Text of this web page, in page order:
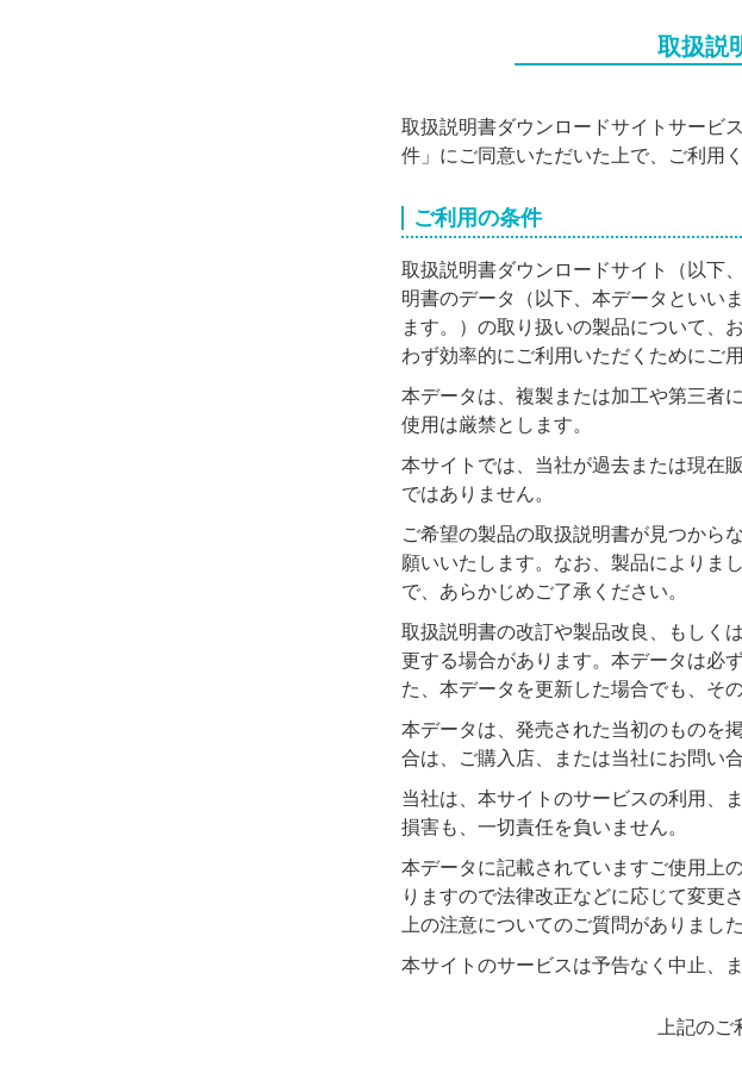
取扱説
取扱説明書ダウンロードサイトサービ
件」にご同意いただいた上で、ご利用く
ご利用の条件
取扱説明書ダウンロードサイト（以下
明書のデータ（以下、本データといい
ます。）の取り扱いの製品について、
わず効率的にご利用いただくためにご
本データは、複製または加工や第三者
使用は厳禁とします。
本サイトでは、当社が過去または現在
ではありません。
ご希望の製品の取扱説明書が見つから
願いいたします。なお、製品によりま
で、あらかじめご了承ください。
取扱説明書の改訂や製品改良、もしく
更する場合があります。本データは必
た、本データを更新した場合でも、そ
本データは、発売された当初のものを
合は、ご購入店、または当社にお問い
当社は、本サイトのサービスの利用、
損害も、一切責任を負いません。
本データに記載されていますご使用上
りますので法律改正などに応じて変更
上の注意についてのご質問がありまし
本サイトのサービスは予告なく中止、
上記の